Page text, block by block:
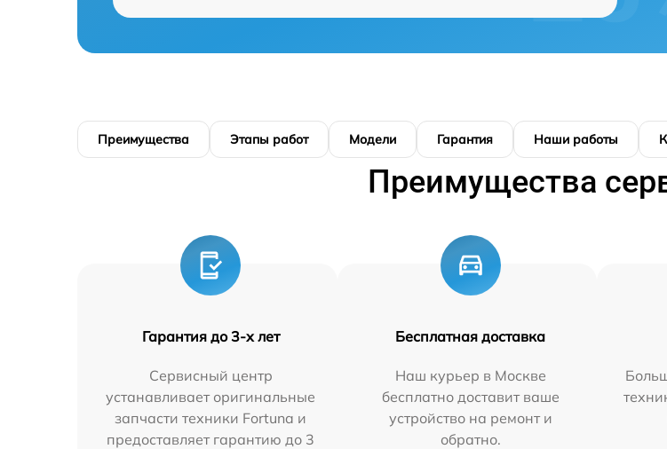
Преимущества Этапы работ Модели Гарантия Наши работы
Преимущества
Гарантия до 3-х лет
Сервисный центр
устанавливает оригинальные
запчасти техники Fortuna и
предоставляет гарантию до 3
Бесплатная доставка
Наш курьер в Москве
бесплатно доставит ваше
устройство на ремонт и
обратно.